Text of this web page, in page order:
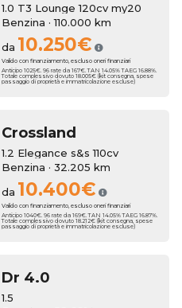
1.0 T3 Lounge 120cv my20
Benzina · 110.000 km
da 10.250€
Valido con finanziamento, escluso oneri finanziari
Anticipo 1025€. 96 rate da 167€. TAN 14.05% TAEG 16.88%.
Totale complessivo dovuto 18.005€ (kit consegna, spese
passaggio di proprietà e immatricolazione escluse)
Crossland
1.2 Elegance s&s 110cv
Benzina · 32.205 km
da 10.400€
Valido con finanziamento, escluso oneri finanziari
Anticipo 1040€. 96 rate da 169€. TAN 14.05% TAEG 16.87%.
Totale complessivo dovuto 18.212€ (kit consegna, spese
passaggio di proprietà e immatricolazione escluse)
Dr 4.0
1.5